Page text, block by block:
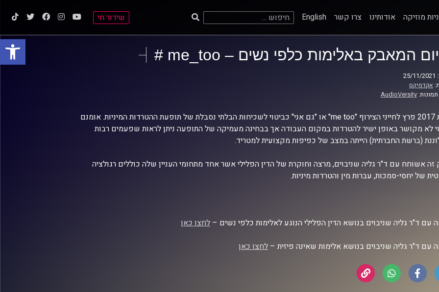
פתח
מוזיקה אודותינו צרו קשר English חיפוש: שידור חי
יום המאבק באלימות כלפי נשים – me_too #
אקדמיקס
AudioVersity
בשנת 2017 פרץ לחייני הצירוף "me too" או "גם אני" כביטוי לשכיחות הבלתי נסבלת של תופעת ההטרדות המיניות. אומנם
לא מקושר באופן ישיר להטרדות במקום העבודה אך בבחינה מעמיקה של התופעה ניתן לראות שפעמים רבות
(ברשת החברתית) הייתה במצב של כפיפות מקצועית למטריד.
אשוחח עם ד"ר גליה שניבוים, מרצה וחוקרת של הדין הפלילי אשר אחד מתחומי העניין שלה כוללים רגולציה
של יחסי-סמכות, עברות מין והטרדות מיניות.
עם ד"ר גליה שניבוים בנושא הדין הפלילי הנוגע לאלימות כלפי נשים – לחצו כאן
עם ד"ר גליה שניבוים בנושא אלימות שאינה פיזית – לחצו כאן